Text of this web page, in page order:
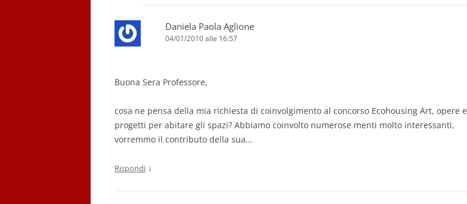
Daniela Paola Aglione
04/01/2010 alle 16:57
Buona Sera Professore,
cosa ne pensa della mia richiesta di coinvolgimento al concorso Ecohousing Art, opere e
progetti per abitare gli spazi? Abbiamo coinvolto numerose menti molto interessanti,
vorremmo il contributo della sua…
Rispondi ↓